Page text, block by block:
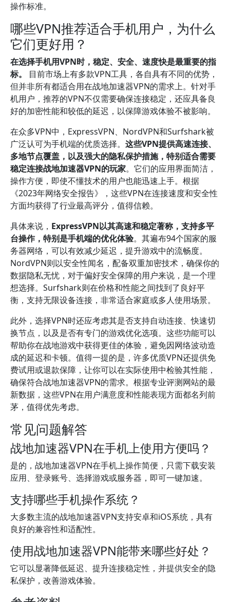
操作标准。
哪些VPN推荐适合手机用户，为什么
它们更好用？
在选择手机用VPN时，稳定、安全、速度快是最重要的指
标。
目前市场上有多款VPN工具，各自具有不同的优势，
但并非所有都适合用在战地加速器VPN的需求上。针对手
机用户，推荐的VPN不仅需要确保连接稳定，还应具备良
好的加密性能和较低的延迟，以保障游戏体验不被影响。
在众多VPN中，ExpressVPN、NordVPN和Surfshark被
广泛认可为手机端的优质选择。 这些VPN提供高速连接、
多地节点覆盖，以及强大的隐私保护措施，特别适合需要
稳定连接战地加速器VPN的玩家。它们的应用界面简洁，
操作方便，即使不懂技术的用户也能迅速上手。根据
《2023年网络安全报告》，这些VPN在连接速度和安全性
方面均获得了行业最高评分，值得信赖。
具体来说， ExpressVPN以其高速和稳定著称，支持多平
台操作，特别是手机端的优化体验。其遍布94个国家的服
务器网络，可以有效减少延迟，提升游戏中的流畅度。
NordVPN则以安全性闻名，配备双重加密技术，确保你的
数据隐私无忧，对于偏好安全保障的用户来说，是一个理
想选择。Surfshark则在价格和性能之间找到了良好平
衡，支持无限设备连接，非常适合家庭或多人使用场景。
此外，选择VPN时还应考虑其是否支持自动连接、快速切
换节点，以及是否有专门的游戏优化选项。这些功能可以
帮助你在战地游戏中获得更佳的体验，避免因网络波动造
成的延迟和卡顿。值得一提的是，许多优质VPN还提供免
费试用或退款保障，让你可以在实际使用中检验其性能，
确保符合战地加速器VPN的需求。根据专业评测网站的最
新数据，这些VPN在用户满意度和性能表现方面都名列前
茅，值得优先考虑。
常见问题解答
战地加速器VPN在手机上使用方便吗？
是的，战地加速器VPN在手机上操作简便，只需下载安装
应用、登录账号、选择游戏或服务器，即可一键加速。
支持哪些手机操作系统？
大多数主流的战地加速器VPN支持安卓和iOS系统，具有
良好的兼容性和适配性。
使用战地加速器VPN能带来哪些好处？
它可以显著降低延迟、提升连接稳定性，并提供安全的隐
私保护，改善游戏体验。